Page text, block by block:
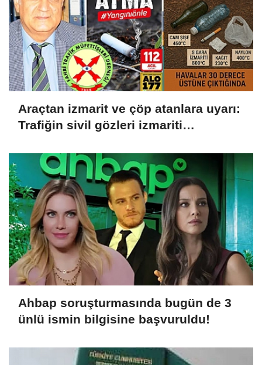
Araçtan izmarit ve çöp atanlara uyarı:
Trafiğin sivil gözleri izmariti
Ahbap soruşturmasında bugün de 3
ünlü ismin bilgisine başvuruldu!